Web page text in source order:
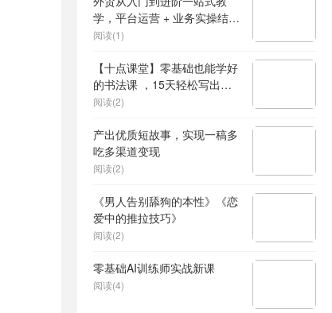
学，平台运营 + 业务实操结
合，实现业绩稳步增长
阅读(1)
【十点课堂】零基础也能学好
的书法课 ，15天轻松写出漂
亮人生
阅读(2)
产出优质短故事，实现一稿多
吃多渠道变现
阅读(2)
《男人告别舔狗的本性》《恋
爱中的推拉技巧》
阅读(2)
零基础AI训练师实战新课
阅读(4)